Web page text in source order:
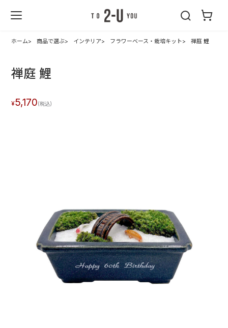
ホーム 商品で選ぶ インテリア フラワーベース・栽培キット 禅庭 鯉
禅庭 鯉
5,170